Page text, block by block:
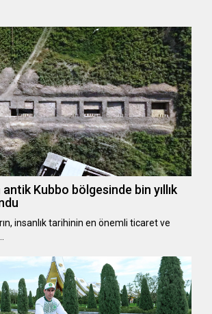
antik Kubbo bölgesinde bin yıllık
insanlık tarihinin en önemli ticaret ve